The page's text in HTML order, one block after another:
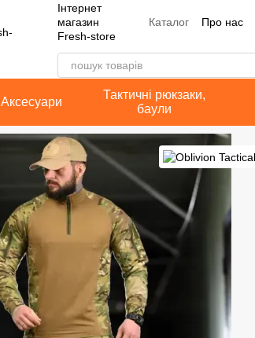
Інтернет
магазин
Fresh-store
Каталог Про нас
Публічна оферта
Аксесуари
Тактичні рюкзаки,
баули